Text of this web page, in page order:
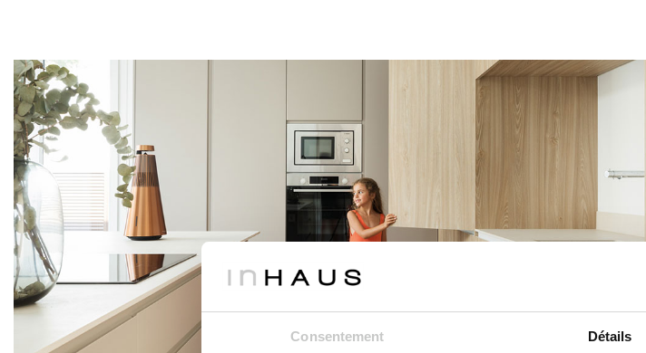
Consentement Détails